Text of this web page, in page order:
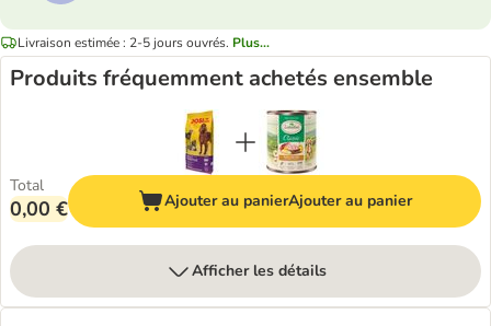
Livraison estimée : 2-5 jours ouvrés. Plus...
Produits fréquemment achetés ensemble
Total
0,00 € Ajouter au panierAjouter au panier
Afficher les détails